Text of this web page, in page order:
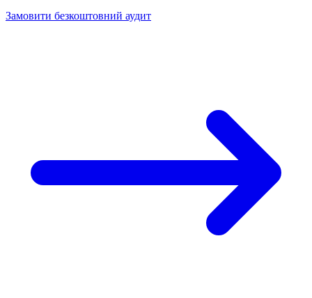
Замовити безкоштовний аудит